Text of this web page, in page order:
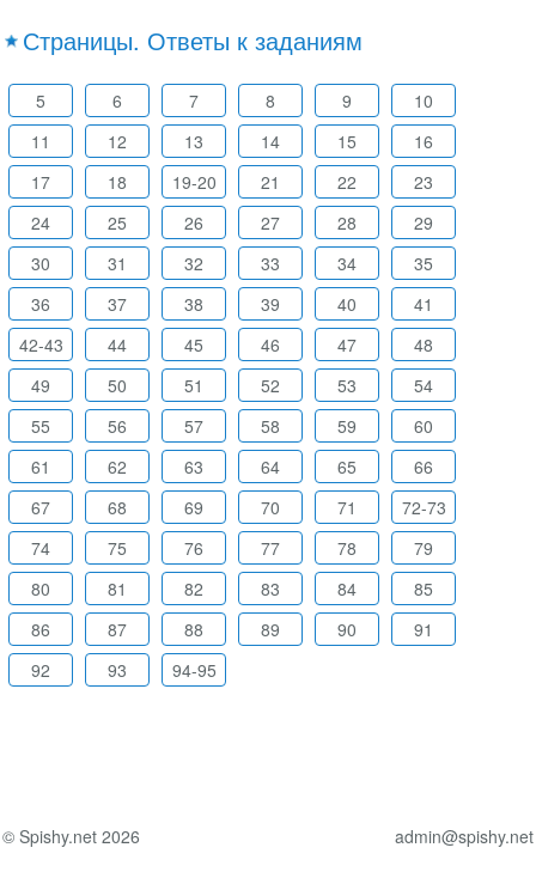
Страницы. Ответы к заданиям
5 6 7 8 9
10
11
12 13 14 15
16
17
18 19-20 21 22
23
24
25 26 27 28
29
30
31 32 33 34
35
36
37 38 39 40
41
42-43
44 45 46 47
48
49
50 51 52 53
54
55
56 57 58 59
60
61
62 63 64 65
66
67
68 69 70 71
72-73
74
75 76 77 78
79
80
81 82 83 84
85
86
87 88 89 90
91
92
93 94-95
© Spishy.net 2026 admin@spishy.net